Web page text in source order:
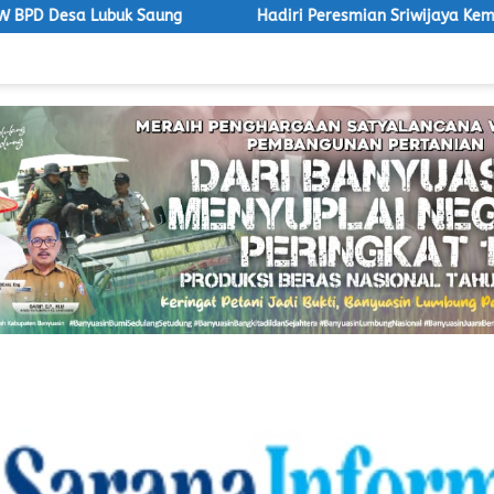
Saung Hadiri Peresmian Sriwijaya Kemampo, Wabup